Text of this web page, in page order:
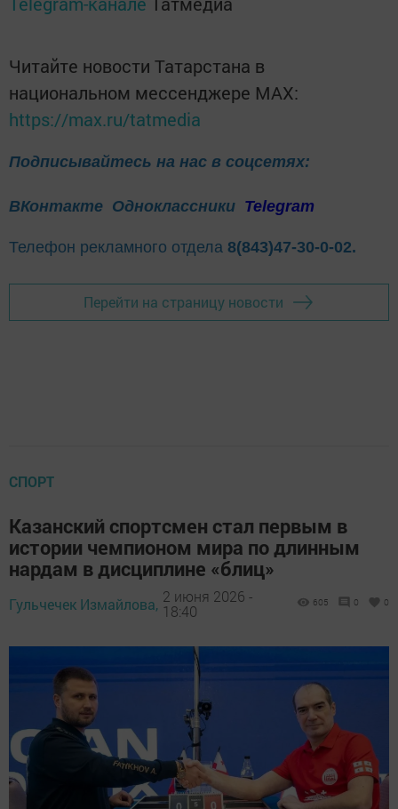
Читайте новости Татарстана в
национальном мессенджере MАХ:
https://max.ru/tatmedia
Подписывайтесь на нас в соцсетях:
ВКонтакте Одноклассники Telegram
Телефон рекламного отдела 8(843)47-30-0-02.
Перейти на страницу новости
СПОРТ
Казанский спортсмен стал первым в
истории чемпионом мира по длинным
нардам в дисциплине «блиц»
Гульчечек Измайлова, 2 июня 2026 -
18:40
605 0 0